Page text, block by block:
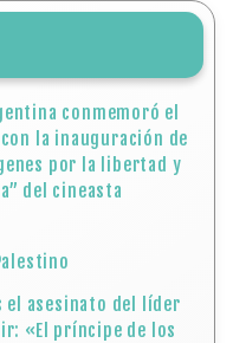
conmemoró el
la inauguración de
por la libertad y
del cineasta
el asesinato del líder
«El príncipe de los